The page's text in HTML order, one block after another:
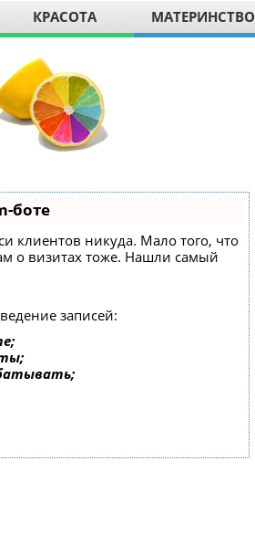
КРАСОТА МАТЕРИНСТВО
боте
клиентов никуда. Мало того, что
о визитах тоже. Нашли самый
записей: